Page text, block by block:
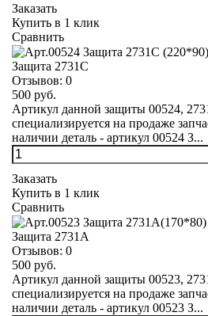
Заказать
Купить в 1 клик
Сравнить
Защита 2731С
Отзывов: 0
500 руб.
Артикул данной защиты 00524,
специализируется на продаже
наличии деталь - артикул 00524 З...
Заказать
Купить в 1 клик
Сравнить
Защита 2731А
Отзывов: 0
500 руб.
Артикул данной защиты 00523,
специализируется на продаже
наличии деталь - артикул 00523 З...